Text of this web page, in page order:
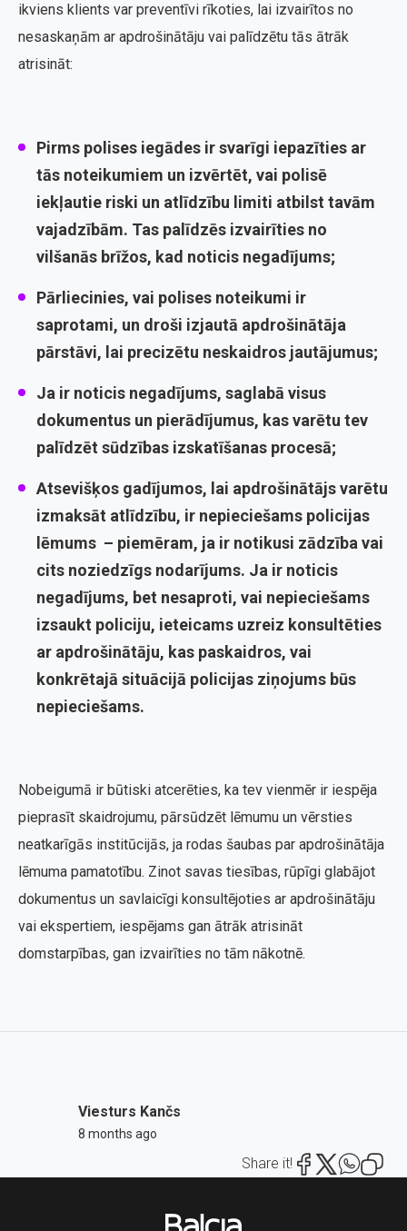
ikviens klients var preventīvi rīkoties, lai izvairītos no
nesaskaņām ar apdrošinātāju vai palīdzētu tās ātrāk
atrisināt:
Pirms polises iegādes ir svarīgi iepazīties ar
tās noteikumiem un izvērtēt, vai polisē
iekļautie riski un atlīdzību limiti atbilst tavām
vajadzībām. Tas palīdzēs izvairīties no
vilšanās brīžos, kad noticis negadījums;
Pārliecinies, vai polises noteikumi ir
saprotami, un droši izjautā apdrošinātāja
pārstāvi, lai precizētu neskaidros jautājumus;
Ja ir noticis negadījums, saglabā visus
dokumentus un pierādījumus, kas varētu tev
palīdzēt sūdzības izskatīšanas procesā;
Atsevišķos gadījumos, lai apdrošinātājs varētu
izmaksāt atlīdzību, ir nepieciešams policijas
lēmums – piemēram, ja ir notikusi zādzība vai
cits noziedzīgs nodarījums. Ja ir noticis
negadījums, bet nesaproti, vai nepieciešams
izsaukt policiju, ieteicams uzreiz konsultēties
ar apdrošinātāju, kas paskaidros, vai
konkrētajā situācijā policijas ziņojums būs
nepieciešams.
Nobeigumā ir būtiski atcerēties, ka tev vienmēr ir iespēja
pieprasīt skaidrojumu, pārsūdzēt lēmumu un vērsties
neatkarīgās institūcijās, ja rodas šaubas par apdrošinātāja
lēmuma pamatotību. Zinot savas tiesības, rūpīgi glabājot
dokumentus un savlaicīgi konsultējoties ar apdrošinātāju
vai ekspertiem, iespējams gan ātrāk atrisināt
domstarpības, gan izvairīties no tām nākotnē.
Viesturs Kančs
8 months ago
Share it!